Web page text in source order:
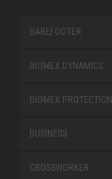
BAREFOOTER
BIOMEX DYNAMICS
BIOMEX PROTECTION
BUSINESS
CROSSWORKER